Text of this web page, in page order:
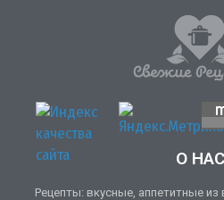
О НАС
Рецепты: вкусные, аппетитные из